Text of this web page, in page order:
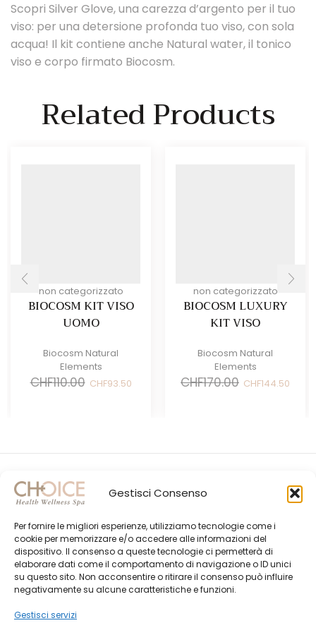
Gestisci Consenso
Per fornire le migliori esperienze, utilizziamo tecnologie come i
cookie per memorizzare e/o accedere alle informazioni del
dispositivo. Il consenso a queste tecnologie ci permetterà di
elaborare dati come il comportamento di navigazione o ID unici
su questo sito. Non acconsentire o ritirare il consenso può influire
negativamente su alcune caratteristiche e funzioni.
Gestisci servizi
Scopri Silver Glove, una carezza d’argento per il tuo
viso: per una detersione profonda tuo viso, con sola
acqua! Il kit contiene anche Natural water, il tonico
viso e corpo firmato Biocosm.
Related Products
non categorizzato
BIOCOSM KIT VISO
UOMO
Biocosm Natural
Elements
CHF110.00 IlCHF93.50Il
non categorizzato
BIOCOSM LUXURY
KIT VISO
Biocosm Natural
Elements
CHF170.00 IlCHF144.50
Gli Ultimi Post
Choice Shop Newsletter